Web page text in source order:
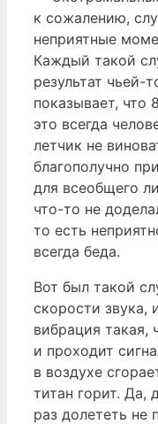
к сожалению,
неприятные
Каждый такой
результат
показывает, что
это всегда
летчик не
благополучно
для всеобщего
что-то не
то есть
всегда беда.
Вот был такой
скорости звука,
вибрация такая,
и проходит
в воздухе
титан горит. Да,
раз долететь не